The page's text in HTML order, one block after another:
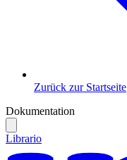
Zurück zur Startseite
Dokumentation
Librario